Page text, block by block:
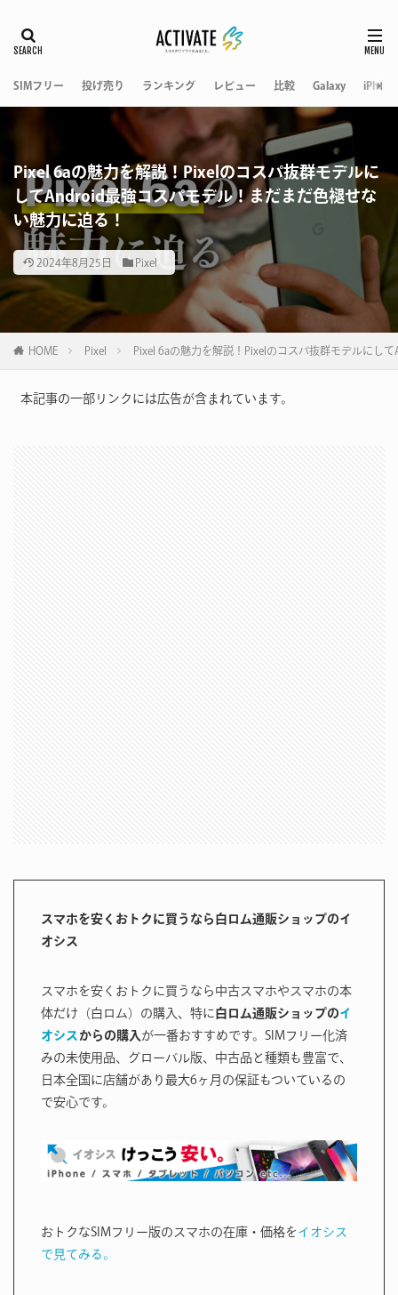
SIMフリー 投げ売り ランキング レビュー 比較 Galaxy iPhone
Pixel 6aの魅力を解説！Pixelのコスパ抜群モデルに
してAndroid最強コスパモデル！まだまだ色褪せな
い魅力に迫る！
2024年8月25日 Pixel
HOME Pixel Pixel 6aの魅力を解説！Pixelのコスパ抜群モデルにし
本記事の一部リンクには広告が含まれています。
スマホを安くおトクに買うなら白ロム通販ショップのイ
オシス
スマホを安くおトクに買うなら中古スマホやスマホの本
体だけ（白ロム）の購入、特に 白ロム通販ショップのイ
オシス からの購入 が一番おすすめです。SIMフリー化済
みの未使用品、グローバル版、中古品と種類も豊富で、
日本全国に店舗があり最大6ヶ月の保証もついているの
で安心です。
おトクなSIMフリー版のスマホの在庫・価格を イオシス
で見てみる。